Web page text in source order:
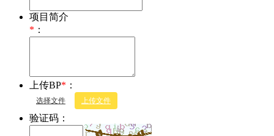
项目简介
* ：
上传BP* ：
选择文件 上传文件
验证码：